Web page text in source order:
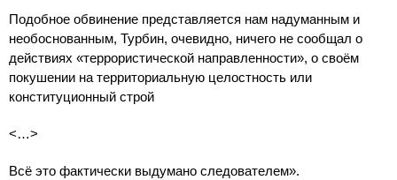
Подобное обвинение представляется нам надуманным и
необоснованным, Турбин, очевидно, ничего не сообщал о
действиях «террористической направленности», о своём
покушении на территориальную целостность или
конституционный строй
<…>
Всё это фактически выдумано следователем».